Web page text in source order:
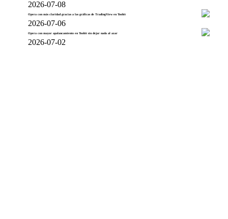
2026-07-08
Opera con más claridad gracias a las gráficas de TradingView en Toobit
2026-07-06
Opera con mayor apalancamiento en Toobit sin dejar nada al azar
2026-07-02